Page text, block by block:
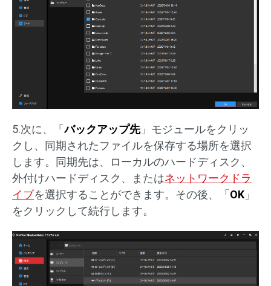
5.次に、「バックアップ先」モジュールをクリッ
クし、同期されたファイルを保存する場所を選択
します。同期先は、ローカルのハードディスク、
外付けハードディスク、またはネットワークドラ
イブを選択することができます。その後、「OK 」
をクリックして続行します。